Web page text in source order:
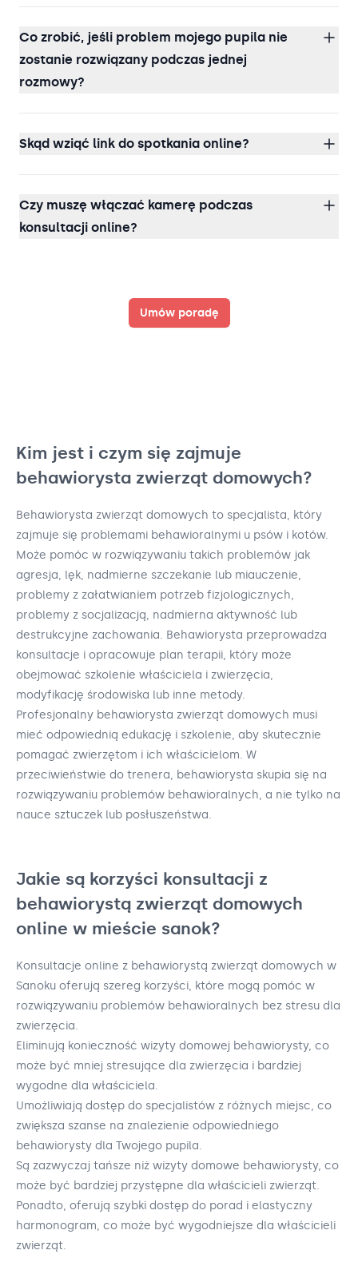
Co zrobić, jeśli problem mojego pupila nie
zostanie rozwiązany podczas jednej
rozmowy?
Skąd wziąć link do spotkania online?
Czy muszę włączać kamerę podczas
konsultacji online?
Umów poradę
Kim jest i czym się zajmuje
behawiorysta zwierząt domowych?
Behawiorysta zwierząt domowych to specjalista, który
zajmuje się problemami behawioralnymi u psów i kotów.
Może pomóc w rozwiązywaniu takich problemów jak
agresja, lęk, nadmierne szczekanie lub miauczenie,
problemy z załatwianiem potrzeb fizjologicznych,
problemy z socjalizacją, nadmierna aktywność lub
destrukcyjne zachowania. Behawiorysta przeprowadza
konsultacje i opracowuje plan terapii, który może
obejmować szkolenie właściciela i zwierzęcia,
modyfikację środowiska lub inne metody.
Profesjonalny behawiorysta zwierząt domowych musi
mieć odpowiednią edukację i szkolenie, aby skutecznie
pomagać zwierzętom i ich właścicielom. W
przeciwieństwie do trenera, behawiorysta skupia się na
rozwiązywaniu problemów behawioralnych, a nie tylko na
nauce sztuczek lub posłuszeństwa.
Jakie są korzyści konsultacji z
behawiorystą zwierząt domowych
online w mieście sanok?
Konsultacje online z behawiorystą zwierząt domowych w
Sanoku oferują szereg korzyści, które mogą pomóc w
rozwiązywaniu problemów behawioralnych bez stresu dla
zwierzęcia.
Eliminują konieczność wizyty domowej behawiorysty, co
może być mniej stresujące dla zwierzęcia i bardziej
wygodne dla właściciela.
Umożliwiają dostęp do specjalistów z różnych miejsc, co
zwiększa szanse na znalezienie odpowiedniego
behawiorysty dla Twojego pupila.
Są zazwyczaj tańsze niż wizyty domowe behawiorysty, co
może być bardziej przystępne dla właścicieli zwierząt.
Ponadto, oferują szybki dostęp do porad i elastyczny
harmonogram, co może być wygodniejsze dla właścicieli
zwierząt.